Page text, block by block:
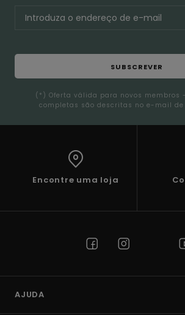
SUBSCREVER
(*) Oferta válida para novos membros
completas são descritas no e-mail
Encontre uma loja
AJUDA